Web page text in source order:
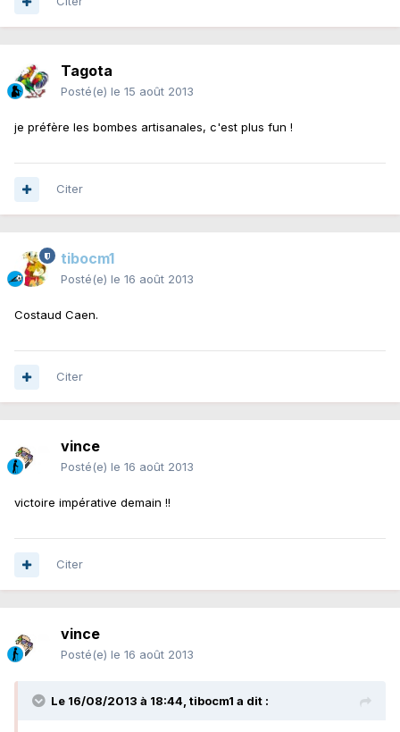
Tagota
Posté(e) le 15 août 2013
je préfère les bombes artisanales, c'est plus fun !
Citer
tibocm1
Posté(e) le 16 août 2013
Costaud Caen.
Citer
vince
Posté(e) le 16 août 2013
victoire impérative demain !!
Citer
vince
Posté(e) le 16 août 2013
Le 16/08/2013 à 18:44, tibocm1 a dit :